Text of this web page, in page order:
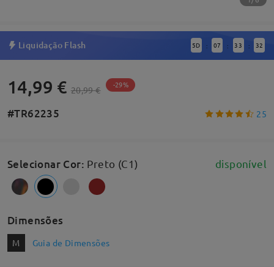
Liquidação Flash 5D : 07 : 33 : 32
14,99 € 20,99 € -29%
#TR62235 25
Selecionar Cor: Preto (C1) disponível
Dimensões
M Guia de Dimensões